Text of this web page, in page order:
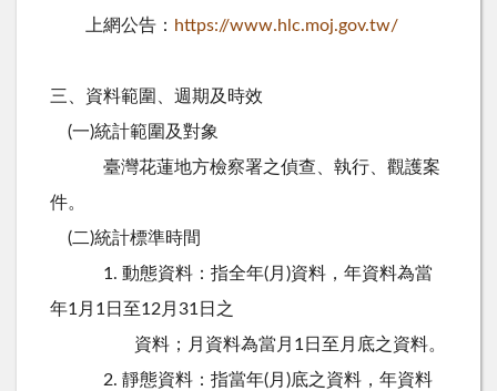
上網公告： https://www.hlc.moj.gov.tw/
三、資料範圍、週期及時效
(一)統計範圍及對象
臺灣花蓮地方檢察署之偵查、執行、觀護案
件。
(二)統計標準時間
1. 動態資料：指全年(月 )資料，年資料為當
年1月1日至12月31日之
資料；月資料為當月1日至月底之資料。
2. 靜態資料：指當年(月 )底之資料，年資料